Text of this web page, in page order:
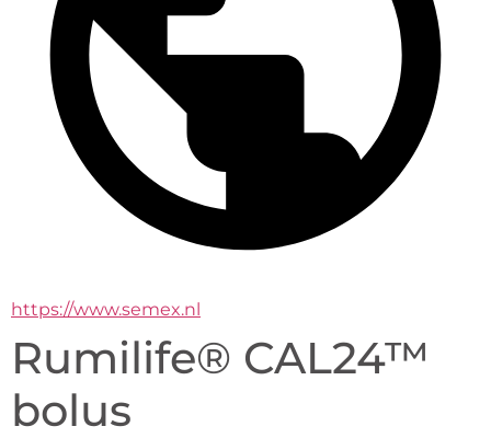
https://www.semex.nl
Rumilife® CAL24™
bolus